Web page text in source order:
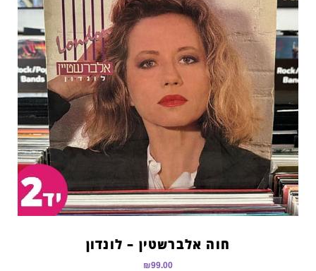
חוה אלברשטין – לונדון
₪99.00